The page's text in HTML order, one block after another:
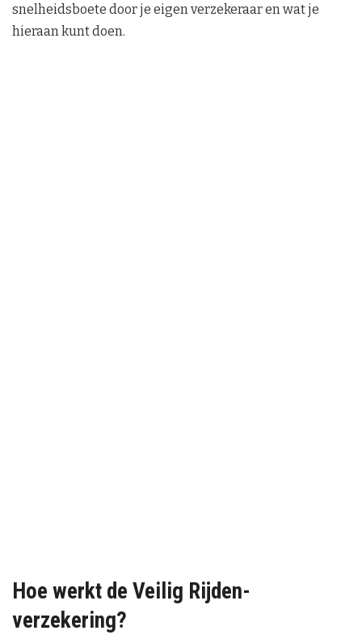
snelheidsboete door je eigen verzekeraar en wat je
hieraan kunt doen.
Hoe werkt de Veilig Rijden-
verzekering?